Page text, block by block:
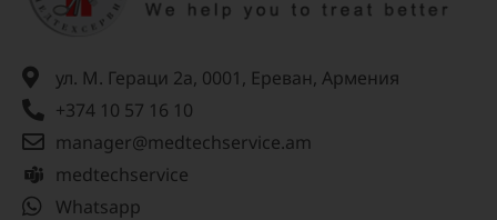
ул. М. Гераци 2а, 0001, Ереван, Армения
+374 10 57 16 10
manager@medtechservice.am
medtechservice
Whatsapp